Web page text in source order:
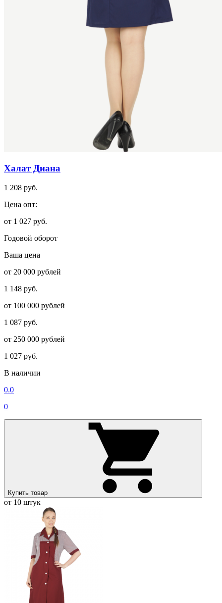
Халат Диана
1 208 руб.
Цена опт:
от 1 027 руб.
Годовой оборот
Ваша цена
от 20 000 рублей
1 148 руб.
от 100 000 рублей
1 087 руб.
от 250 000 рублей
1 027 руб.
В наличии
0.0
0
Купить товар
от 10 штук